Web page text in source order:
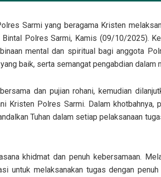
Sarmi yang beragama Kristen
Bintal Polres Sarmi, Kamis (09/10/2025).
mental dan spiritual bagi anggota
baik, serta semangat pengabdian dalam
dan pujian rohani, kemudian
Kristen Polres Sarmi. Dalam khotbahnya,
Tuhan dalam setiap pelaksanaan
khidmat dan penuh kebersamaan.
untuk melaksanakan tugas dengan